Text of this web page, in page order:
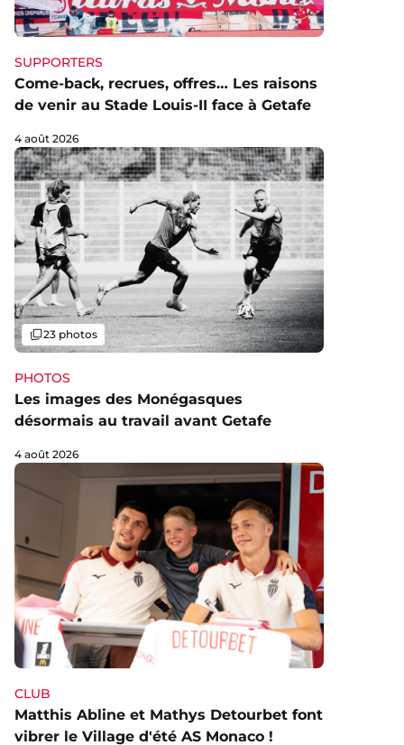
SUPPORTERS
Come-back, recrues, offres… Les raisons
de venir au Stade Louis-II face à Getafe
4 août 2026
PHOTOS
Les images des Monégasques
désormais au travail avant Getafe
Galerie
23 photos
4 août 2026
CLUB
Matthis Abline et Mathys Detourbet font
vibrer le Village d'été AS Monaco !